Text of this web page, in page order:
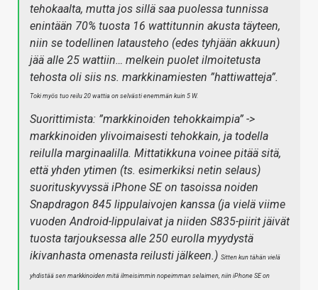
tehokaalta, mutta jos sillä saa puolessa tunnissa
enintään 70% tuosta 16 wattitunnin akusta täyteen,
niin se todellinen latausteho (edes tyhjään akkuun)
jää alle 25 wattiin… melkein puolet ilmoitetusta
tehosta oli siis ns. markkinamiesten ”hattiwatteja”.
Toki myös tuo reilu 20 wattia on selvästi enemmän kuin 5 W.
Suorittimista: ”markkinoiden tehokkaimpia” ->
markkinoiden ylivoimaisesti tehokkain, ja todella
reilulla marginaalilla. Mittatikkuna voinee pitää sitä,
että yhden ytimen (ts. esimerkiksi netin selaus)
suorituskyvyssä iPhone SE on tasoissa noiden
Snapdragon 845 lippulaivojen kanssa (ja vielä viime
vuoden Android-lippulaivat ja niiden S835-piirit jäivät
tuosta tarjouksessa alle 250 eurolla myydystä
ikivanhasta omenasta reilusti jälkeen.) Sitten kun tähän vielä
yhdistää sen markkinoiden mitä ilmeisimmin nopeimman selaimen, niin iPhone SE on